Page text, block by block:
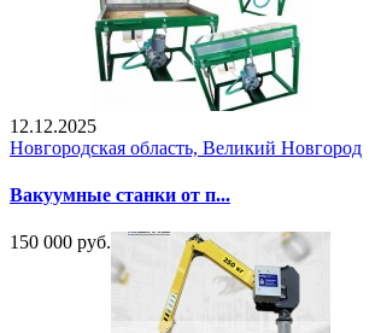
12.12.2025
Новгородская область, Великий Новгород
Вакуумные станки от п...
150 000 руб.